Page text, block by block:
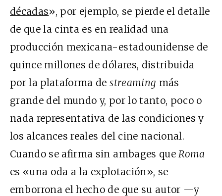
décadas», por ejemplo, se pierde el detalle
de que la cinta es en realidad una
producción mexicana-estadounidense de
quince millones de dólares, distribuida
por la plataforma destreaming más
grande del mundo y, por lo tanto, poco o
nada representativa de las condiciones y
los alcances reales del cine nacional.
Cuando se afirma sin ambages que Roma
es «una oda a la explotación», se
emborrona el hecho de que su autor —y